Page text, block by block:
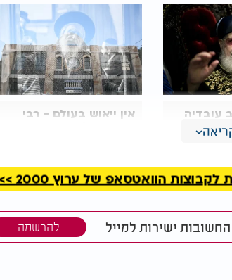
עובדיה
וחזר
אין ייאוש בעולם - רבי
לפרש לשם פרשנות. הוא רצה להוביל את
אלא גם בהנהגה, באמונה, בתיקון
אהבה עמוקה לתורה, ומתוך תקווה שחכמת
הוואטסאפ של ערוץ 2000 >>>
ישירות למייל להרשמה